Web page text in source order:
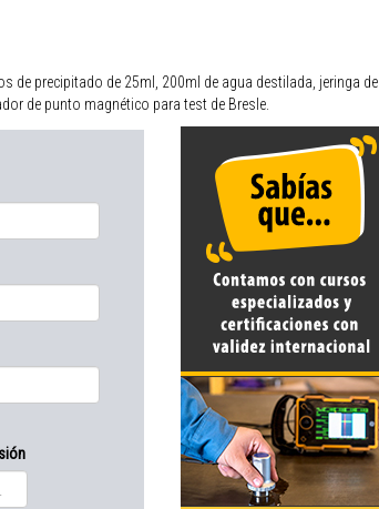
de precipitado de 25ml, 200ml de agua destilada, jeringa de
de punto magnético para test de Bresle.